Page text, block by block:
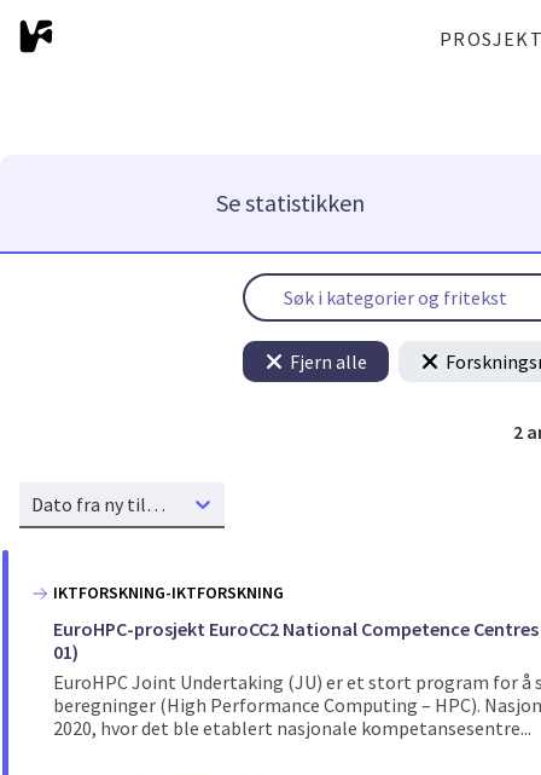
Se statistikken
Fjern alle
2
Dato fra ny til gammel
IKTFORSKNING-IKTFORSKNING
EuroHPC-prosjekt EuroCC2 National Competence
01)
EuroHPC Joint Undertaking (JU) er et stort program for
beregninger (High Performance Computing – HPC).
2020, hvor det ble etablert nasjonale kompetansesentre...